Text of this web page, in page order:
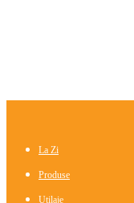
La Zi
Produse
Utilaje